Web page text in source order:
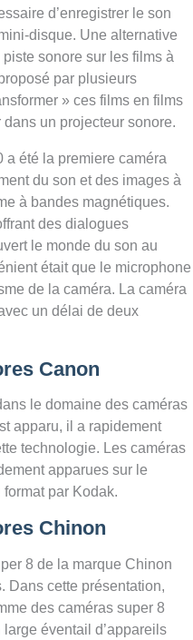
d’enregistrer le son
disque. Une alternative
sonore sur les films à
par plusieurs
» ces films en films
un projecteur sonore.
a été la premiere caméra
du son et des images à
à bandes magnétiques.
des dialogues
le monde du son au
était que le microphone
de la caméra. La caméra
un délai de deux
Canon
le domaine des caméras
apparu, il a rapidement
technologie. Les caméras
apparues sur le
par Kodak.
Chinon
8 de la marque Chinon
Dans cette présentation,
des caméras super 8
éventail d’appareils